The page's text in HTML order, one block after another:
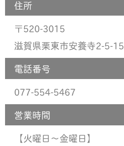
住所
〒520-3015
滋賀県栗東市安養寺2-5-15
電話番号
077-554-5467
営業時間
【火曜日〜金曜日】